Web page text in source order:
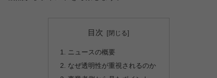
目次
ニュースの概要
なぜ透明性が重視されるのか